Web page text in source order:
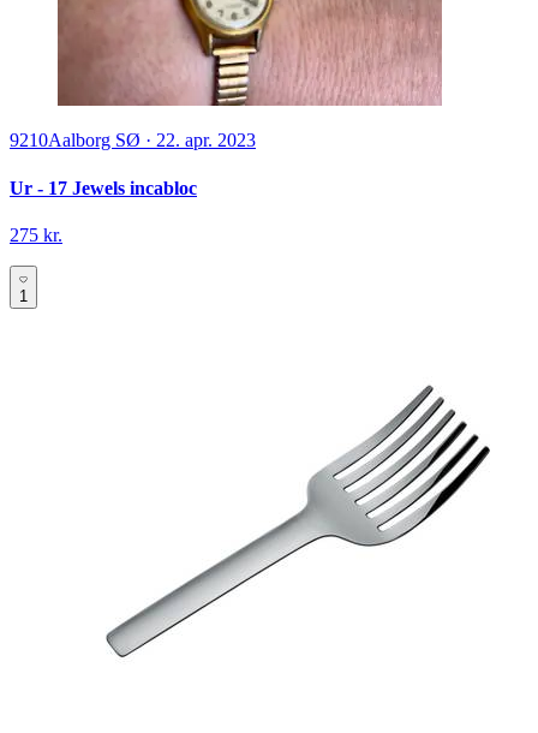
9210Aalborg SØ · 22. apr. 2023
Ur - 17 Jewels incabloc
275 kr.
1